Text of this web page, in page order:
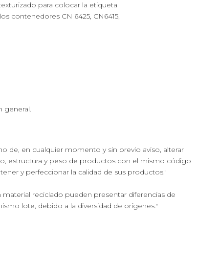
para colocar la etiqueta
contenedores CN 6425, CN6415,
general.
de, en cualquier momento y sin previo aviso, alterar
estructura y peso de productos con el mismo código
y perfeccionar la calidad de sus productos."
reciclado pueden presentar diferencias de
lote, debido a la diversidad de orígenes."